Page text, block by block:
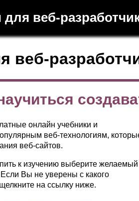
для веб-
веб-
онлайн учебники и
веб-технологиям,
веб-сайтов.
к изучению выберите желаемый
Вы не уверены с какого
на ссылку ниже.